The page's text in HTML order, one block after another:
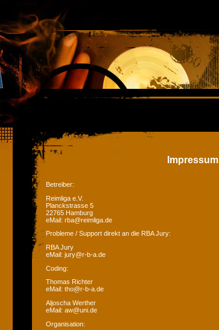
Impressum
Betreiber:
Reimliga e.V.
Planckstrasse 5
22765 Hamburg
eMail: rba@reimliga.de
Probleme / Support direkt an die RBA Jury:
RBA Jury
eMail: jury@r-b-a.de
Coding:
Thomas Richter
eMail: tho@r-b-a.de
Aljoscha Werther
eMail: aw@uni.de
Organisation: